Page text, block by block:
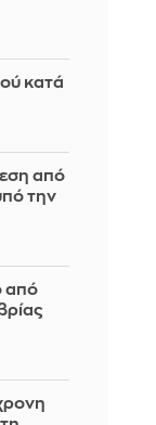
κατά
από
την
από